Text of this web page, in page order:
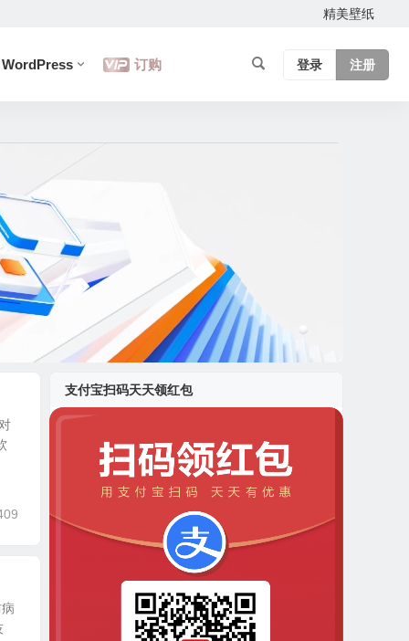
精美壁纸
WordPress 订购 登录 注册
支付宝扫码天天领红包